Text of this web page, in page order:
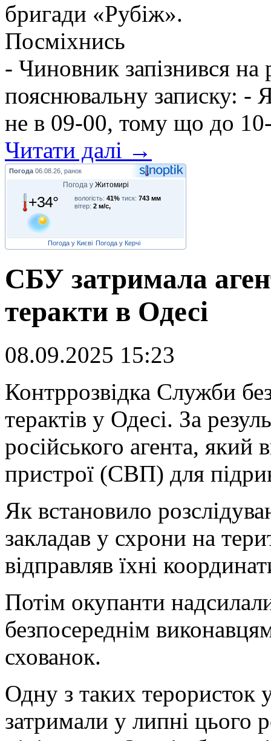
бригади «Рубіж».
Посміхнись
- Чиновник запізнився
пояснювальну записку: -
не в 09-00, тому що до
Читати далі →
Погода 06.08.26, ранок
Погода у Житомирі
+34° вологість: 41% тиск: 743 мм
вітер: 2 м/с,
Погода у Києві Погода у Керчі
СБУ затримала
теракти в Одесі
08.09.2025 15:23
Контррозвідка Служби
терактів у Одесі. За
російського агента, який
пристрої (СВП) для
Як встановило
закладав у схрони на
відправляв їхні
Потім окупанти надсилали
безпосереднім
схованок.
Одну з таких терористок
затримали у липні цього